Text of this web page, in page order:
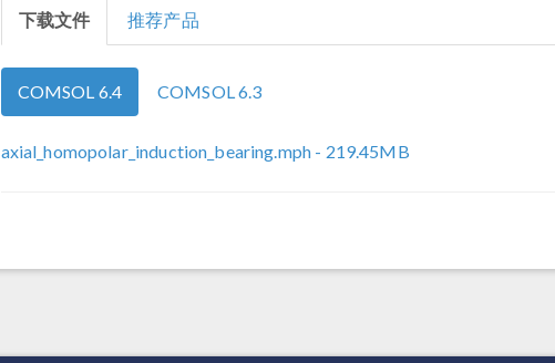
下载文件 推荐产品
COMSOL 6.4 COMSOL 6.3
axial_homopolar_induction_bearing.mph - 219.45MB